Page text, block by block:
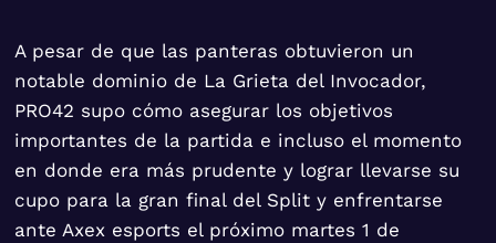
A pesar de que las panteras obtuvieron un
notable dominio de La Grieta del Invocador,
PRO42 supo cómo asegurar los objetivos
importantes de la partida e incluso el momento
en donde era más prudente y lograr llevarse su
cupo para la gran final del Split y enfrentarse
ante Axex esports el próximo martes 1 de